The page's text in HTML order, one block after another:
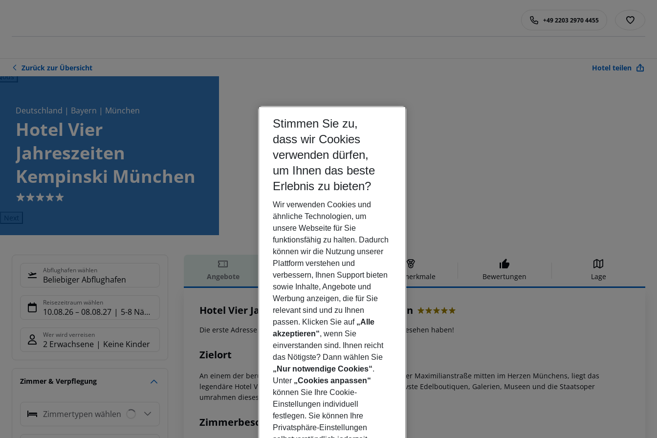
+49 2203 2970 4455
Zurück zur Übersicht Hotel teilen
Deutschland | Bayern | München
Hotel Vier
Jahreszeiten
Kempinski München
5
Next
Abflughafen wählen
Beliebiger Abflughafen
Reisezeitraum wählen
10.08.26– 08.08.27 5-8 Nächte
Wer wird verreisen
2 Erwachsene Keine Kinder
Zimmer & Verpflegung
Zimmertypen wählen
Angebote Hotelbeschreibung Hotelmerkmale Bewertungen Lage
Hotelbeschreibung
Hotel Vier Jahreszeiten Kempinski München
Die erste Adresse in München - dieses Luxushaus muss man gesehen haben!
Zielort
An einem der berühmtesten Boulevards der Welt, der Münchner Maximilianstraße mitten im Herzen Münchens, liegt das
legendäre Hotel Vier Jahreszeiten Kempinski München. Exklusivste Edelboutiquen, Galerien, Museen und die Staatsoper
umrahmen dieses außergewöhnliche Grand Hotel.
Zimmerbeschreibung
Stimmen Sie zu,
dass wir Cookies
verwenden dürfen,
um Ihnen das beste
Erlebnis zu bieten?
Wir verwenden Cookies und
ähnliche Technologien, um
unsere Webseite für Sie
funktionsfähig zu halten. Dadurch
können wir die Nutzung unserer
Plattform verstehen und
verbessern, Ihnen Support bieten
sowie Inhalte, Angebote und
Werbung anzeigen, die für Sie
relevant sind und zu Ihnen
passen. Klicken Sie auf „Alle
akzeptieren“, wenn Sie
einverstanden sind. Ihnen reicht
das Nötigste? Dann wählen Sie
„Nur notwendige Cookies“.
Unter „Cookies anpassen“
können Sie Ihre Cookie-
Einstellungen individuell
festlegen. Sie können Ihre
Privatsphäre-Einstellungen